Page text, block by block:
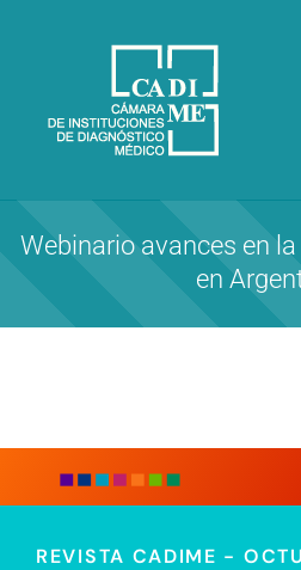
CA.DI.ME.
Cámara de Instituciones de
Webinario avances en
en
REVISTA CADIME -